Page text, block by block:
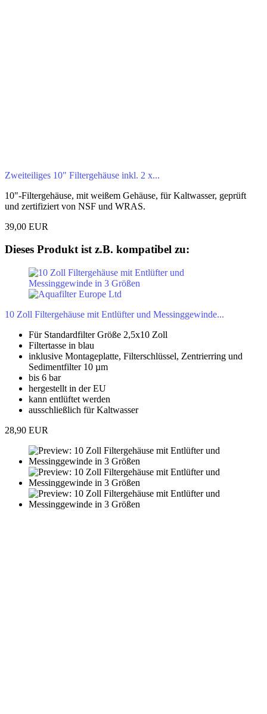
Zweiteiliges 10" Filtergehäuse inkl. 2 x...
10"-Filtergehäuse, mit weißem Gehäuse, für Kaltwasser, geprüft
und zertifiziert von NSF und WRAS.
39,00 EUR
Dieses Produkt ist z.B. kompatibel zu:
10 Zoll Filtergehäuse mit Entlüfter und Messinggewinde...
Für Standardfilter Größe 2,5x10 Zoll
Filtertasse in blau
inklusive Montageplatte, Filterschlüssel, Zentrierring und
Sedimentfilter 10 µm
bis 6 bar
hergestellt in der EU
kann entlüftet werden
ausschließlich für Kaltwasser
28,90 EUR